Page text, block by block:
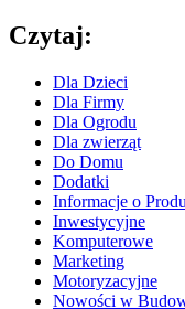
Czytaj:
Dla Dzieci
Dla Firmy
Dla Ogrodu
Dla zwierząt
Do Domu
Dodatki
Informacje o
Inwestycyjne
Komputerowe
Marketing
Motoryzacyjne
Nowości w